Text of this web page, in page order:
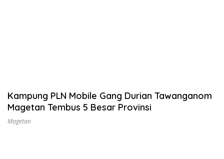
Kampung PLN Mobile Gang Durian Tawanganom
Magetan Tembus 5 Besar Provinsi
Magetan